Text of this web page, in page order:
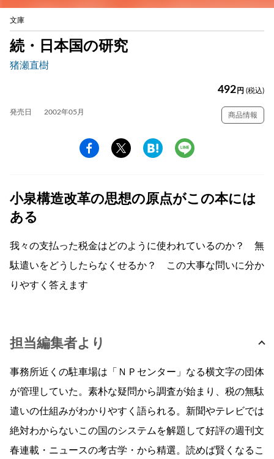
文庫
続・日本国の研究
猪瀬直樹
492 円 (税込)
発売日 2002年05月 商品情報
小泉構造改革の思想の原点がこの本には
ある
我々の支払った税金はどのように使われているのか？ 無
駄遣いをどうしたらなくせるか？ この大事な問いに分か
りやすく答えます
担当編集者より
事務所近くの駐車場は「ＮＰセンター」なる横文字の団体
が管理していた。素朴な疑問から調査が始まり、税の無駄
遣いの仕組みがわかりやすく語られる。新聞やテレビでは
絶対わからないこの国のシステムを解題して好評の週刊文
春連載・ニュースの考古学・から精選。読めば賢くなるこ